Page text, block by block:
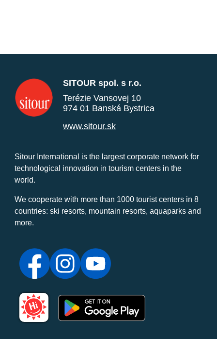
SITOUR spol. s r.o.
Terézie Vansovej 10
974 01 Banská Bystrica
www.sitour.sk
Sitour International is the largest corporate network for
technological innovation in tourism centers in the
world.
We cooperate with more than 1000 tourist centers in 8
countries: ski resorts, mountain resorts, aquaparks and
more.